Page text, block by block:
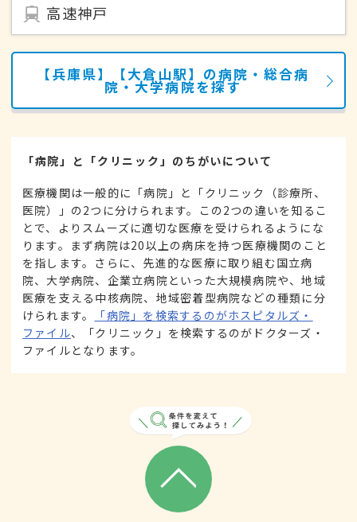
高速神戸
【兵庫県】【大倉山駅】の病院・総合病
院・大学病院を探す
「病院」と「クリニック」のちがいについて
医療機関は一般的に「病院」と「クリニック（診療所、
医院）」の2つに分けられます。この2つの違いを知るこ
とで、よりスムーズに適切な医療を受けられるようにな
ります。まず病院は20以上の病床を持つ医療機関のこと
を指します。さらに、先進的な医療に取り組む国立病
院、大学病院、企業立病院といった大規模病院や、地域
医療を支える中核病院、地域密着型病院などの種類に分
けられます。
「病院」を検索するのがホスピタルズ・
ファイル、「クリニック」を検索するのがドクターズ・
ファイルとなります。